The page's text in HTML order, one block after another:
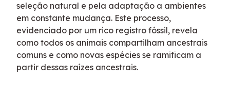
seleção natural e pela adaptação a ambientes
em constante mudança. Este processo,
evidenciado por um rico registro fóssil, revela
como todos os animais compartilham ancestrais
comuns e como novas espécies se ramificam a
partir dessas raízes ancestrais.